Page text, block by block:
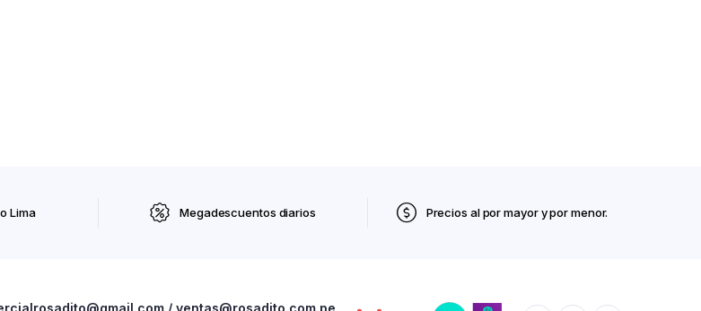
Lima Megadescuentos diarios Precios al por mayor y por menor.
/ ventas@rosadito.com.pe